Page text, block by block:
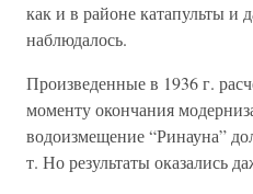
как и в районе катапульты и
наблюдалось.
Произведенные в 1936 г.
моменту окончания
водоизмещение “Ринауна”
т. Но результаты оказались